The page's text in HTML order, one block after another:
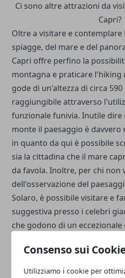
Consenso sui
Utilizziamo i cookie per
Ci sono altre attrazioni da
Capri?
Oltre a visitare e contemplare
spiagge, del mare e del
Capri offre perfino la
montagna e praticare l'hiking
gode di un'altezza di circa
raggiungibile attraverso
funzionale funivia. Inutile dire
monte il paesaggio è davvero
in quanto da qui è possibile
sia la cittadina che il mare
da favola. Inoltre, per chi non
dell'osservazione del
Solaro, è possibile visitare e
suggestiva presso i celebri
che godono di un
caratteristiche e curate,
particolari e di una vista